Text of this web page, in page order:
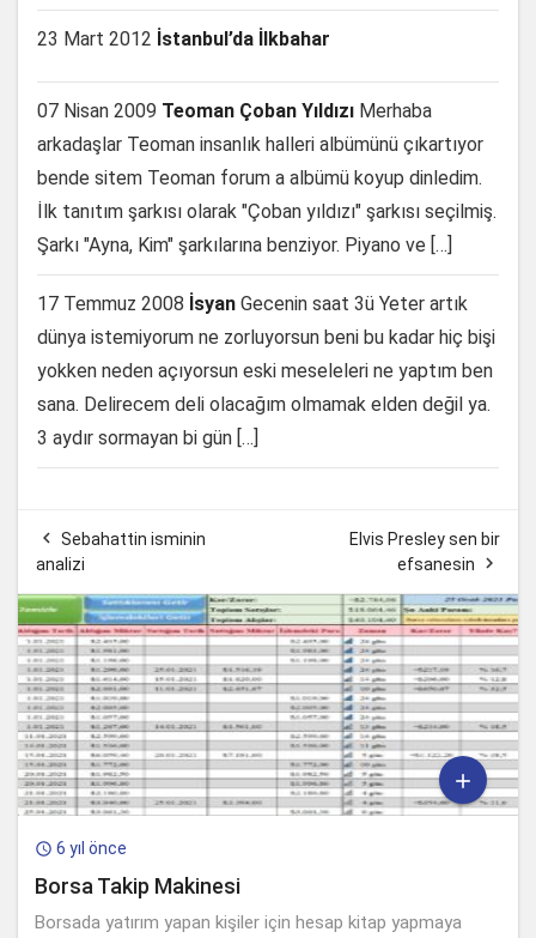
23 Mart 2012 İstanbul’da İlkbahar
07 Nisan 2009 Teoman Çoban Yıldızı Merhaba
arkadaşlar Teoman insanlık halleri albümünü çıkartıyor
bende sitem Teoman forum a albümü koyup dinledim.
İlk tanıtım şarkısı olarak "Çoban yıldızı" şarkısı seçilmiş.
Şarkı "Ayna, Kim" şarkılarına benziyor. Piyano ve […]
17 Temmuz 2008 İsyan Gecenin saat 3ü Yeter artık
dünya istemiyorum ne zorluyorsun beni bu kadar hiç bişi
yokken neden açıyorsun eski meseleleri ne yaptım ben
sana. Delirecem deli olacağım olmamak elden değil ya.
3 aydır sormayan bi gün […]
 Sebahattin isminin
analizi
Elvis Presley sen bir
efsanesin


 6 yıl önce
Borsa Takip Makinesi
Borsada yatırım yapan kişiler için hesap kitap yapmaya